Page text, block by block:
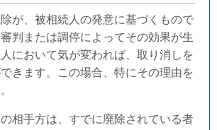
が、被相続人の発意に基づくもので
判または調停によってその効果が生
において気が変われば、取り消しを
きます。この場合、特にその理由を
相手方は、すでに廃除されている者